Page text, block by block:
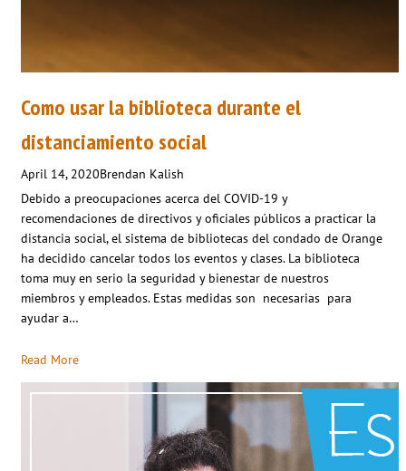
Como usar la biblioteca durante el
distanciamiento social
April 14, 2020Brendan Kalish
Debido a preocupaciones acerca del COVID-19 y
recomendaciones de directivos y oficiales públicos a practicar la
distancia social, el sistema de bibliotecas del condado de Orange
ha decidido cancelar todos los eventos y clases. La biblioteca
toma muy en serio la seguridad y bienestar de nuestros
miembros y empleados. Estas medidas son necesarias para
ayudar a…
Read More